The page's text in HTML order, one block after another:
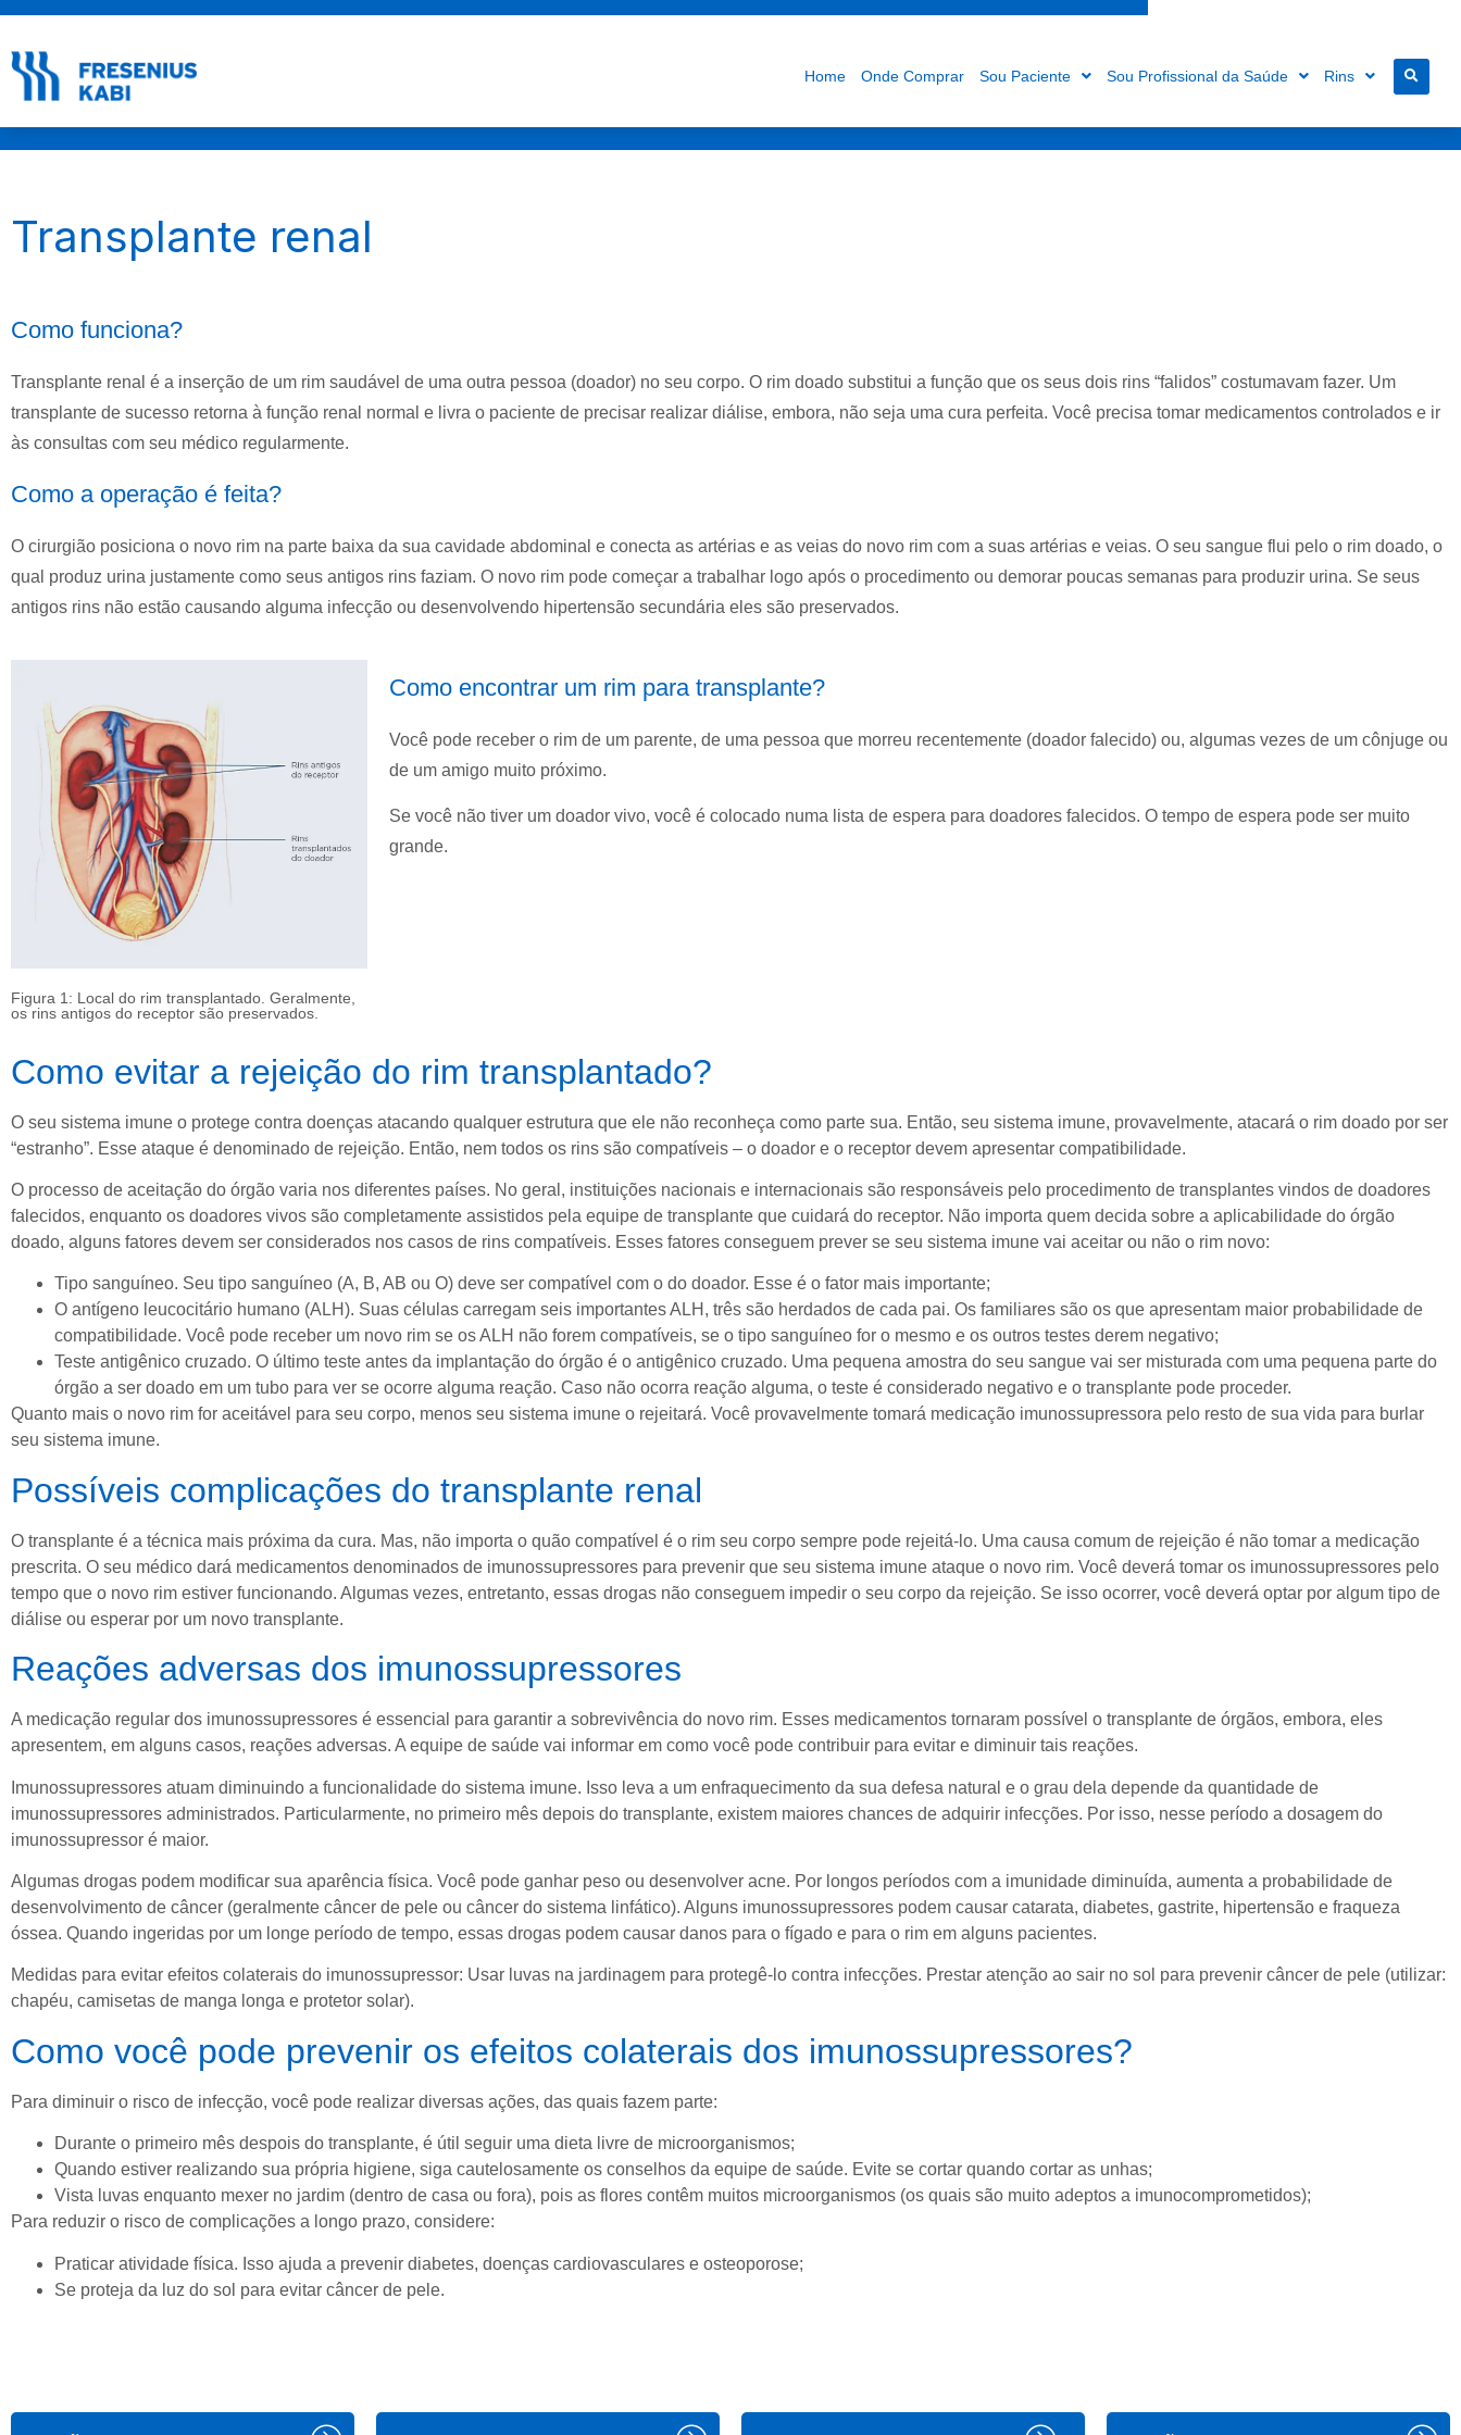
Home Onde Comprar Sou Paciente Sou Profissional da Saúde Rins
Transplante renal
Como funciona?
Transplante renal é a inserção de um rim saudável de uma outra pessoa (doador) no seu corpo. O rim doado substitui a função que os seus dois rins “falidos” costumavam fazer. Um
transplante de sucesso retorna à função renal normal e livra o paciente de precisar realizar diálise, embora, não seja uma cura perfeita. Você precisa tomar medicamentos controlados e ir
às consultas com seu médico regularmente.
Como a operação é feita?
O cirurgião posiciona o novo rim na parte baixa da sua cavidade abdominal e conecta as artérias e as veias do novo rim com a suas artérias e veias. O seu sangue flui pelo o rim doado, o
qual produz urina justamente como seus antigos rins faziam. O novo rim pode começar a trabalhar logo após o procedimento ou demorar poucas semanas para produzir urina. Se seus
antigos rins não estão causando alguma infecção ou desenvolvendo hipertensão secundária eles são preservados.
Figura 1: Local do rim transplantado. Geralmente,
os rins antigos do receptor são preservados.
Como encontrar um rim para transplante?
Você pode receber o rim de um parente, de uma pessoa que morreu recentemente (doador falecido) ou, algumas vezes de um cônjuge ou
de um amigo muito próximo.
Se você não tiver um doador vivo, você é colocado numa lista de espera para doadores falecidos. O tempo de espera pode ser muito
grande.
Como evitar a rejeição do rim transplantado?
O seu sistema imune o protege contra doenças atacando qualquer estrutura que ele não reconheça como parte sua. Então, seu sistema imune, provavelmente, atacará o rim doado por ser
“estranho”. Esse ataque é denominado de rejeição. Então, nem todos os rins são compatíveis – o doador e o receptor devem apresentar compatibilidade.
O processo de aceitação do órgão varia nos diferentes países. No geral, instituições nacionais e internacionais são responsáveis pelo procedimento de transplantes vindos de doadores
falecidos, enquanto os doadores vivos são completamente assistidos pela equipe de transplante que cuidará do receptor. Não importa quem decida sobre a aplicabilidade do órgão
doado, alguns fatores devem ser considerados nos casos de rins compatíveis. Esses fatores conseguem prever se seu sistema imune vai aceitar ou não o rim novo:
Tipo sanguíneo. Seu tipo sanguíneo (A, B, AB ou O) deve ser compatível com o do doador. Esse é o fator mais importante;
O antígeno leucocitário humano (ALH). Suas células carregam seis importantes ALH, três são herdados de cada pai. Os familiares são os que apresentam maior probabilidade de
compatibilidade. Você pode receber um novo rim se os ALH não forem compatíveis, se o tipo sanguíneo for o mesmo e os outros testes derem negativo;
Teste antigênico cruzado. O último teste antes da implantação do órgão é o antigênico cruzado. Uma pequena amostra do seu sangue vai ser misturada com uma pequena parte do
órgão a ser doado em um tubo para ver se ocorre alguma reação. Caso não ocorra reação alguma, o teste é considerado negativo e o transplante pode proceder.
Quanto mais o novo rim for aceitável para seu corpo, menos seu sistema imune o rejeitará. Você provavelmente tomará medicação imunossupressora pelo resto de sua vida para burlar
seu sistema imune.
Possíveis complicações do transplante renal
O transplante é a técnica mais próxima da cura. Mas, não importa o quão compatível é o rim seu corpo sempre pode rejeitá-lo. Uma causa comum de rejeição é não tomar a medicação
prescrita. O seu médico dará medicamentos denominados de imunossupressores para prevenir que seu sistema imune ataque o novo rim. Você deverá tomar os imunossupressores pelo
tempo que o novo rim estiver funcionando. Algumas vezes, entretanto, essas drogas não conseguem impedir o seu corpo da rejeição. Se isso ocorrer, você deverá optar por algum tipo de
diálise ou esperar por um novo transplante.
Reações adversas dos imunossupressores
A medicação regular dos imunossupressores é essencial para garantir a sobrevivência do novo rim. Esses medicamentos tornaram possível o transplante de órgãos, embora, eles
apresentem, em alguns casos, reações adversas. A equipe de saúde vai informar em como você pode contribuir para evitar e diminuir tais reações.
Imunossupressores atuam diminuindo a funcionalidade do sistema imune. Isso leva a um enfraquecimento da sua defesa natural e o grau dela depende da quantidade de
imunossupressores administrados. Particularmente, no primeiro mês depois do transplante, existem maiores chances de adquirir infecções. Por isso, nesse período a dosagem do
imunossupressor é maior.
Algumas drogas podem modificar sua aparência física. Você pode ganhar peso ou desenvolver acne. Por longos períodos com a imunidade diminuída, aumenta a probabilidade de
desenvolvimento de câncer (geralmente câncer de pele ou câncer do sistema linfático). Alguns imunossupressores podem causar catarata, diabetes, gastrite, hipertensão e fraqueza
óssea. Quando ingeridas por um longe período de tempo, essas drogas podem causar danos para o fígado e para o rim em alguns pacientes.
Medidas para evitar efeitos colaterais do imunossupressor: Usar luvas na jardinagem para protegê-lo contra infecções. Prestar atenção ao sair no sol para prevenir câncer de pele (utilizar:
chapéu, camisetas de manga longa e protetor solar).
Como você pode prevenir os efeitos colaterais dos imunossupressores?
Para diminuir o risco de infecção, você pode realizar diversas ações, das quais fazem parte:
Durante o primeiro mês despois do transplante, é útil seguir uma dieta livre de microorganismos;
Quando estiver realizando sua própria higiene, siga cautelosamente os conselhos da equipe de saúde. Evite se cortar quando cortar as unhas;
Vista luvas enquanto mexer no jardim (dentro de casa ou fora), pois as flores contêm muitos microorganismos (os quais são muito adeptos a imunocomprometidos);
Para reduzir o risco de complicações a longo prazo, considere:
Praticar atividade física. Isso ajuda a prevenir diabetes, doenças cardiovasculares e osteoporose;
Se proteja da luz do sol para evitar câncer de pele.